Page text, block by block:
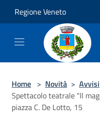
Regione Veneto
Home > Novità > Avvisi
Spettacolo teatrale "Il
piazza C. De Lotto, 15